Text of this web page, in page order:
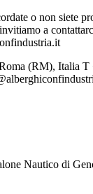
o non siete
a
(RM), Italia
Nautico di